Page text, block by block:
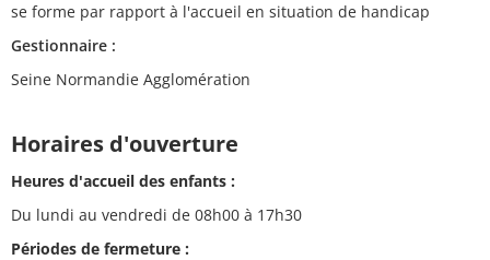
se forme par rapport à l'accueil en situation de handicap
Gestionnaire :
Seine Normandie Agglomération
Horaires d'ouverture
Heures d'accueil des enfants :
Du lundi au vendredi de 08h00 à 17h30
Périodes de fermeture :